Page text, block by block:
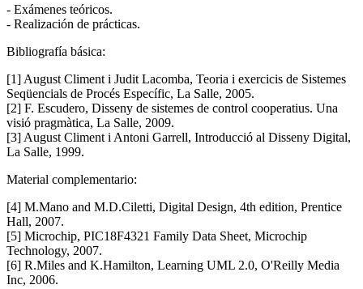
- Exámenes teóricos.
- Realización de prácticas.
Bibliografía básica:
[1] August Climent i Judit Lacomba, Teoria i exercicis de Sistemes
Seqüencials de Procés Específic, La Salle, 2005.
[2] F. Escudero, Disseny de sistemes de control cooperatius. Una
visió pragmàtica, La Salle, 2009.
[3] August Climent i Antoni Garrell, Introducció al Disseny Digital,
La Salle, 1999.
Material complementario:
[4] M.Mano and M.D.Ciletti, Digital Design, 4th edition, Prentice
Hall, 2007.
[5] Microchip, PIC18F4321 Family Data Sheet, Microchip
Technology, 2007.
[6] R.Miles and K.Hamilton, Learning UML 2.0, O'Reilly Media
Inc, 2006.